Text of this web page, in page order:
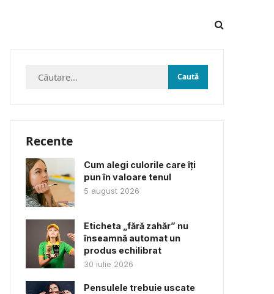
Caută
Recente
Cum alegi culorile care îți
pun în valoare tenul
5 august 2026
Eticheta „fără zahăr” nu
înseamnă automat un
produs echilibrat
30 iulie 2026
Pensulele trebuie uscate